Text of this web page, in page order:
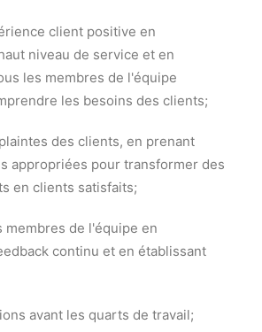
client positive en
niveau de service et en
les membres de l'équipe
les besoins des clients;
des clients, en prenant
appropriées pour transformer des
en clients satisfaits;
membres de l'équipe en
continu et en établissant
avant les quarts de travail;